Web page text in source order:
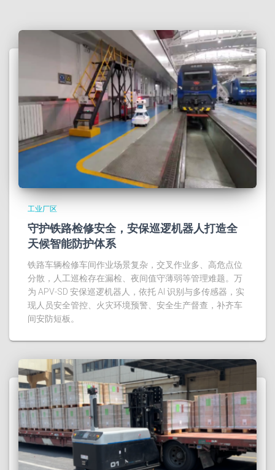
工业厂区
守护铁路检修安全，安保巡逻机器人打造全
天候智能防护体系
铁路车辆检修车间作业场景复杂，交叉作业多、高危点位
分散，人工巡检存在漏检、夜间值守薄弱等管理难题。万
为 APV‑SD 安保巡逻机器人，依托 AI 识别与多传感器，实
现人员安全管控、火灾环境预警、安全生产督查，补齐车
间安防短板。